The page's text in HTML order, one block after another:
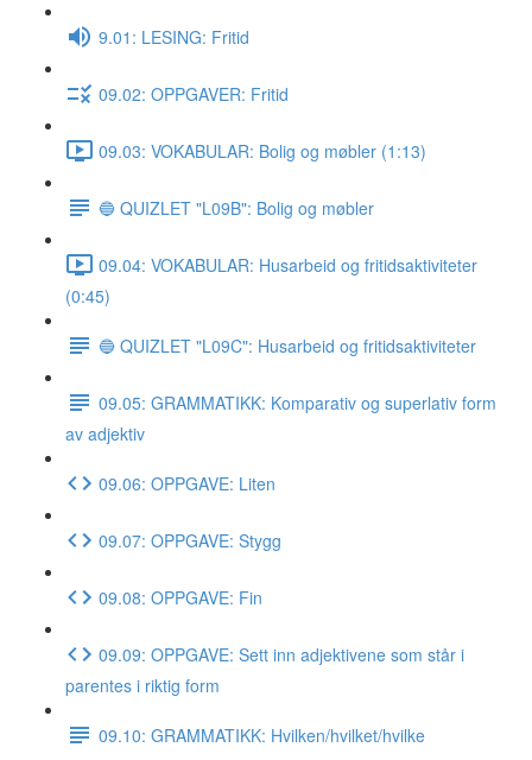
9.01: LESING: Fritid
09.02: OPPGAVER: Fritid
09.03: VOKABULAR: Bolig og møbler (1:13)
🔵 QUIZLET "L09B": Bolig og møbler
09.04: VOKABULAR: Husarbeid og fritidsaktiviteter
(0:45)
🔵 QUIZLET "L09C": Husarbeid og fritidsaktiviteter
09.05: GRAMMATIKK: Komparativ og superlativ form
av adjektiv
09.06: OPPGAVE: Liten
09.07: OPPGAVE: Stygg
09.08: OPPGAVE: Fin
09.09: OPPGAVE: Sett inn adjektivene som står i
parentes i riktig form
09.10: GRAMMATIKK: Hvilken/hvilket/hvilke